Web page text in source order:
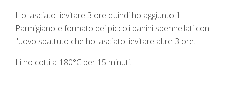
Ho lasciato lievitare 3 ore quindi ho aggiunto il
Parmigiano e formato dei piccoli panini spennellati con
l'uovo sbattuto che ho lasciato lievitare altre 3 ore.
Li ho cotti a 180°C per 15 minuti.